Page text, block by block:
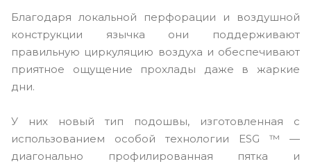
Благодаря локальной перфорации и воздушной
конструкции язычка они поддерживают
правильную циркуляцию воздуха и обеспечивают
приятное ощущение прохлады даже в жаркие
дни.
У них новый тип подошвы, изготовленная с
использованием особой технологии ESG ™ —
диагонально профилированная пятка и